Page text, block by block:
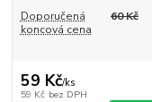
Doporučená
koncová cena
60 Kč
59 Kč/ks
59 Kč bez DPH